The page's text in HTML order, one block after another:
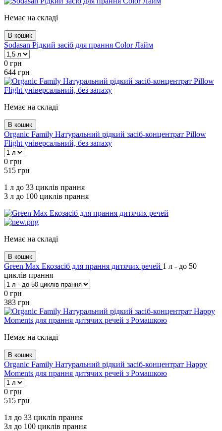
Немає на складі
В кошик
Sodasan Рідкий засіб для прання Color Лайм
0 грн
644 грн
Немає на складі
В кошик
Organic Family Натуральний рідкий засіб-концентрат Pillow
Flight універсальний, без запаху
0 грн
515 грн
1 л до 33 циклів прання
3 л до 100 циклів прання
Немає на складі
В кошик
Green Max Екозасіб для прання дитячих речей 1 л - до 50
циклів прання
0 грн
383 грн
Немає на складі
В кошик
Organic Family Натуральний рідкий засіб-концентрат Happy
Moments для прання дитячих речей з Ромашкою
0 грн
515 грн
1л до 33 циклів прання
3л до 100 циклів прання